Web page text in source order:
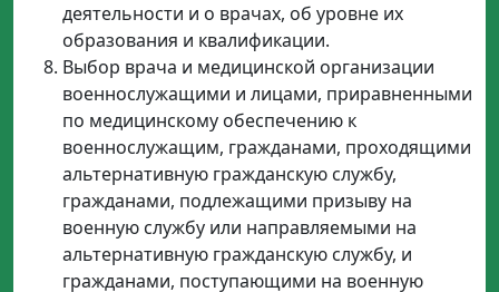
деятельности и о врачах, об уровне их
образования и квалификации.
Выбор врача и медицинской организации
военнослужащими и лицами, приравненными
по медицинскому обеспечению к
военнослужащим, гражданами, проходящими
альтернативную гражданскую службу,
гражданами, подлежащими призыву на
военную службу или направляемыми на
альтернативную гражданскую службу, и
гражданами, поступающими на военную